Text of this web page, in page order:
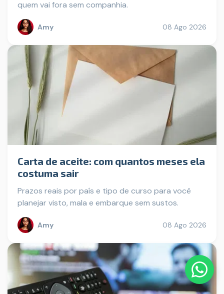
quem vai fora sem companhia.
Amy 08 Ago 2026
Carta de aceite: com quantos meses ela
costuma sair
Prazos reais por país e tipo de curso para você
planejar visto, mala e embarque sem sustos.
Amy 08 Ago 2026